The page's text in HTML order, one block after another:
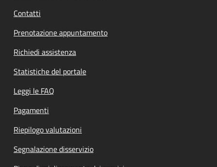
Contatti
Prenotazione appuntamento
Richiedi assistenza
Statistiche del portale
Leggi le FAQ
Pagamenti
Riepilogo valutazioni
Segnalazione disservizio